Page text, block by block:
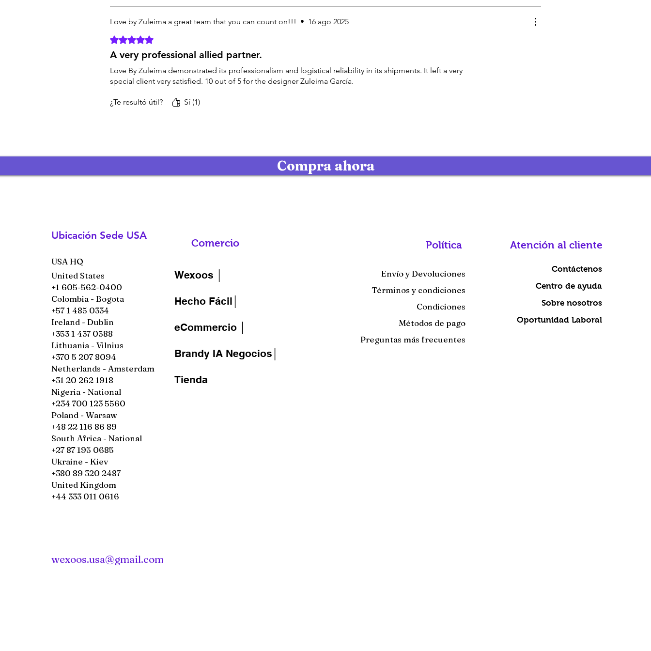
Love by Zuleima a great team that you can count on!!! • 16 ago 2025
Obtuvo 5 de 5 estrellas.
A very professional allied partner.
Love By Zuleima demonstrated its professionalism and logistical reliability in its shipments. It left a very
special client very satisfied. 10 out of 5 for the designer Zuleima García.
¿Te resultó útil? Sí (1)
Ubicación Sede USA
USA HQ
United States
+1 605-562-0400
Colombia - Bogota
+57 1 485 0334
Ireland - Dublin
+353 1 437 0588
Lithuania - Vilnius
+370 5 207 8094
Netherlands - Amsterdam
+31 20 262 1918
Nigeria - National
+234 700 123 5560
Poland - Warsaw
+48 22 116 86 89
South Africa - National
+27 87 195 0685
Ukraine - Kiev
+380 89 320 2487
United Kingdom
+44 333 011 0616
wexoos.usa@gmail.com
Comercio
Wexoos │
Hecho Fácil│
eCommercio │
Brandy IA Negocios│
Tienda
Política
Envío y Devoluciones
Términos y condiciones
Condiciones
Métodos de pago
Preguntas más frecuentes
Atención al cliente
Contáctenos
Centro de ayuda
Sobre nosotros
Oportunidad Laboral
Compra ahora